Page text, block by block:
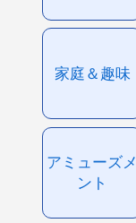
家庭＆趣味
アミューズメ
ント